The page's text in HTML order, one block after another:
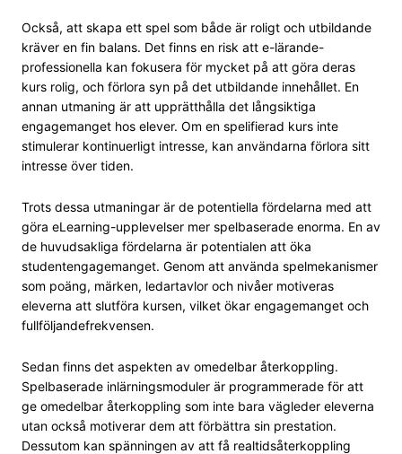
Också, att skapa ett spel som både är roligt och utbildande
kräver en fin balans. Det finns en risk att e-lärande-
professionella kan fokusera för mycket på att göra deras
kurs rolig, och förlora syn på det utbildande innehållet. En
annan utmaning är att upprätthålla det långsiktiga
engagemanget hos elever. Om en spelifierad kurs inte
stimulerar kontinuerligt intresse, kan användarna förlora sitt
intresse över tiden.
Trots dessa utmaningar är de potentiella fördelarna med att
göra eLearning-upplevelser mer spelbaserade enorma. En av
de huvudsakliga fördelarna är potentialen att öka
studentengagemanget. Genom att använda spelmekanismer
som poäng, märken, ledartavlor och nivåer motiveras
eleverna att slutföra kursen, vilket ökar engagemanget och
fullföljandefrekvensen.
Sedan finns det aspekten av omedelbar återkoppling.
Spelbaserade inlärningsmoduler är programmerade för att
ge omedelbar återkoppling som inte bara vägleder eleverna
utan också motiverar dem att förbättra sin prestation.
Dessutom kan spänningen av att få realtidsåterkoppling